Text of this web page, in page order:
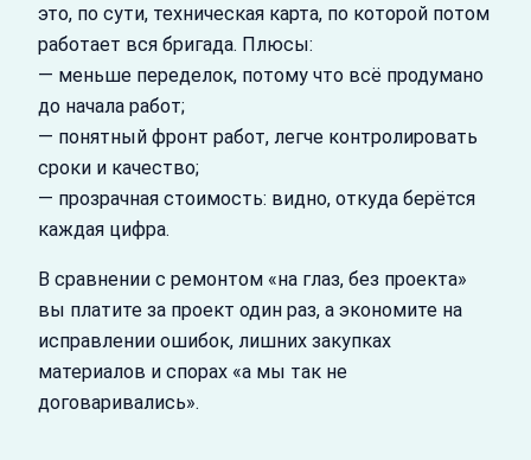
это, по сути, техническая карта, по которой потом
работает вся бригада. Плюсы:
— меньше переделок, потому что всё продумано
до начала работ;
— понятный фронт работ, легче контролировать
сроки и качество;
— прозрачная стоимость: видно, откуда берётся
каждая цифра.
В сравнении с ремонтом «на глаз, без проекта»
вы платите за проект один раз, а экономите на
исправлении ошибок, лишних закупках
материалов и спорах «а мы так не
договаривались».